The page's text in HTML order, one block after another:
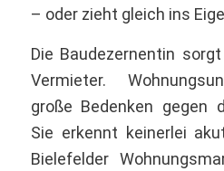
– oder zieht gleich ins
Die Baudezernentin
Vermieter.
große Bedenken gegen
Sie erkennt keinerlei
Bielefelder